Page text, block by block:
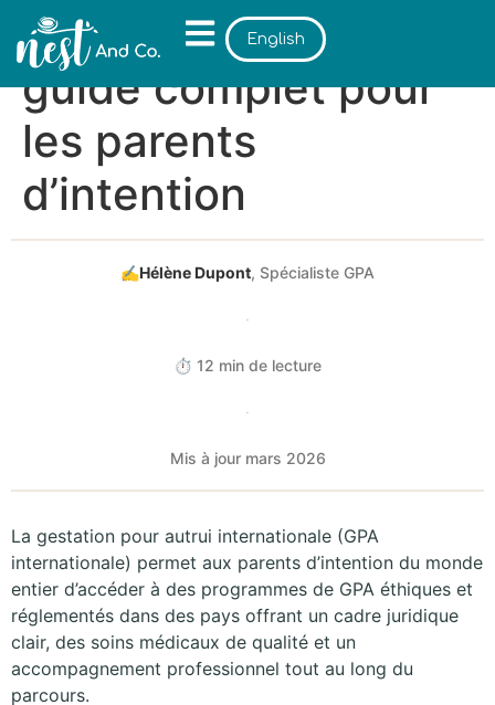
English
GPA internationale :
guide complet pour
les parents
d’intention
✍Hélène Dupont, Spécialiste GPA
·
⏱ 12 min de lecture
·
Mis à jour mars 2026
La gestation pour autrui internationale (GPA
internationale) permet aux parents d’intention du monde
entier d’accéder à des programmes de GPA éthiques et
réglementés dans des pays offrant un cadre juridique
clair, des soins médicaux de qualité et un
accompagnement professionnel tout au long du
parcours.